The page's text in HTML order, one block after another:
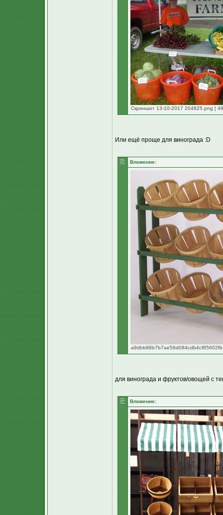
Скриншот 13-10-2017 204825.png [
Или ещё проще для винограда :D
Вложение:
для винограда и фруктов/овощей с
Вложение: